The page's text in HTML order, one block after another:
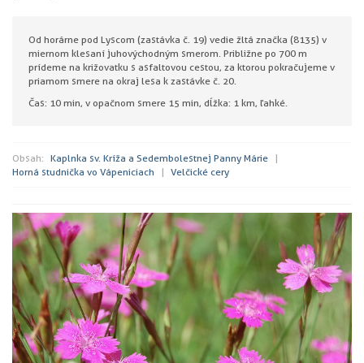
Od horárne pod Lyscom (zastávka č. 19) vedie žltá značka (8135) v
miernom klesaní juhovýchodným smerom. Približne po 700 m
prídeme na križovatku s asfaltovou cestou, za ktorou pokračujeme v
priamom smere na okraj lesa k zastávke č. 20.
Čas: 10 min, v opačnom smere 15 min, dĺžka: 1 km, ľahké.
Obsah: Kaplnka sv. Kríža a Sedembolestnej Panny Márie
Horná studnička vo Vápeniciach
Velčické cery